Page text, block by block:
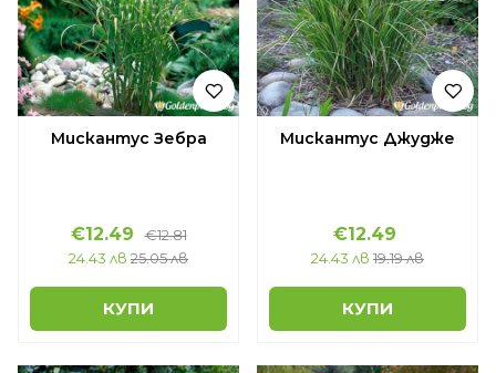
Мискантус Зебра
€12.49
€12.81
24.43 лв 25.05 лв
КУПИ
Мискантус Джудже
€12.49
24.43 лв 19.19 лв
КУПИ